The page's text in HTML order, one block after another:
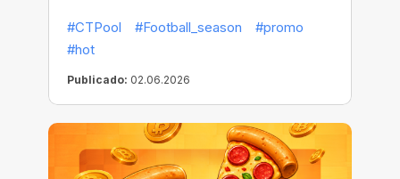
#CTPool
#Football_season
#promo
#hot
Publicado: 02.06.2026